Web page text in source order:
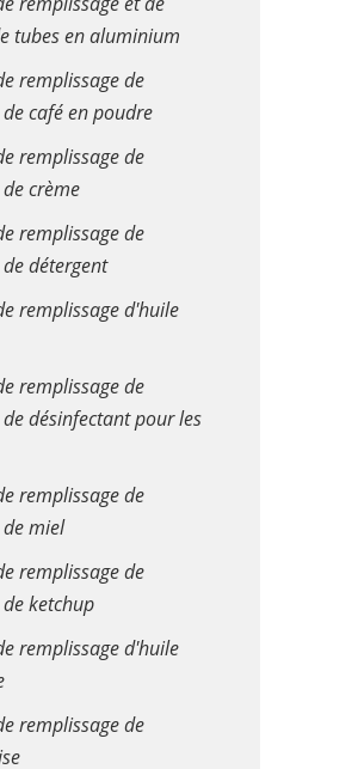
tubes en aluminium
remplissage de
café en poudre
remplissage de
crème
remplissage de
détergent
remplissage d'huile
remplissage de
désinfectant pour les
remplissage de
miel
remplissage de
ketchup
remplissage d'huile
remplissage de